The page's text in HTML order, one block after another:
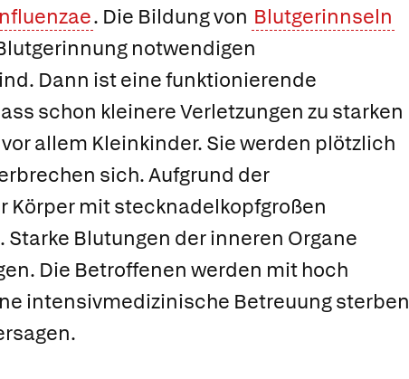
. Die Bildung von Blutgerinnseln
notwendigen
Dann ist eine funktionierende
schon kleinere Verletzungen zu starken
allem Kleinkinder. Sie werden plötzlich
sich. Aufgrund der
mit stecknadelkopfgroßen
Starke Blutungen der inneren Organe
Die Betroffenen werden mit hoch
intensivmedizinische Betreuung sterben